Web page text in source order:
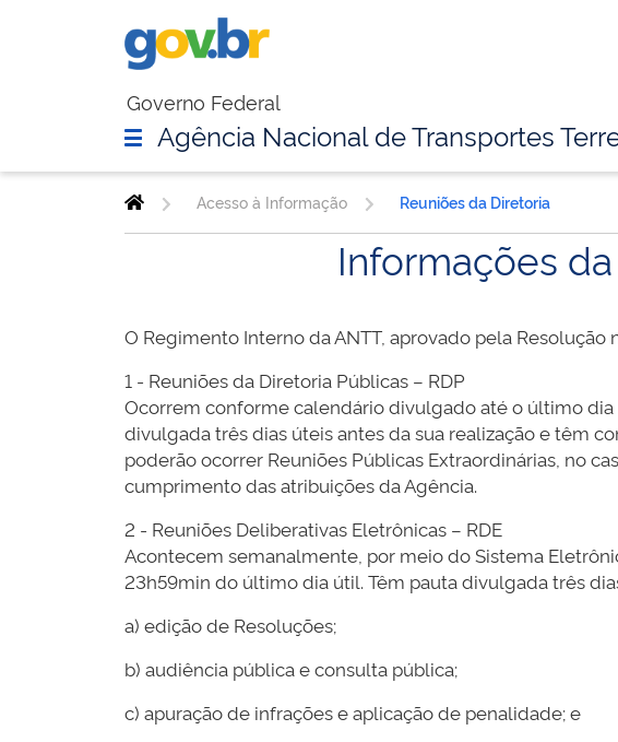
Governo Federal
Agência Nacional de Transportes
Acesso à Informação Reuniões da Diretoria
Informações
O Regimento Interno da ANTT, aprovado pela
1 - Reuniões da Diretoria Públicas – RDP
Ocorrem conforme calendário divulgado até o último
divulgada três dias úteis antes da sua realização e têm
poderão ocorrer Reuniões Públicas Extraordinárias, no
cumprimento das atribuições da Agência.
2 - Reuniões Deliberativas Eletrônicas – RDE
Acontecem semanalmente, por meio do Sistema
23h59min do último dia útil. Têm pauta divulgada três
a) edição de Resoluções;
b) audiência pública e consulta pública;
c) apuração de infrações e aplicação de penalidade; e